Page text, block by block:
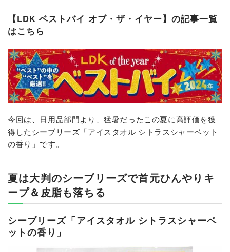
【LDK ベストバイ オブ・ザ・イヤー】の記事一覧
はこちら
今回は、日用品部門より、猛暑だったこの夏に高評価を獲
得したシーブリーズ「アイスタオル シトラスシャーベット
の香り」です。
夏は大判のシーブリーズで首元ひんやりキ
ープ＆皮脂も落ちる
シーブリーズ「アイスタオル シトラスシャーベ
ットの香り」